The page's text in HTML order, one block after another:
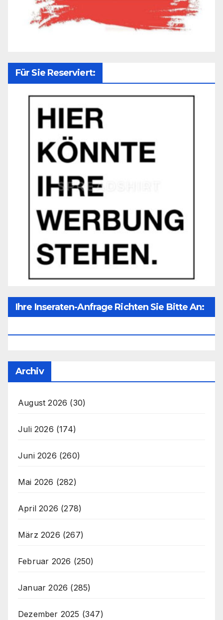
Für Sie Reserviert:
Ihre Inseraten-Anfrage Richten Sie Bitte An:
Archiv
August 2026 (30)
Juli 2026 (174)
Juni 2026 (260)
Mai 2026 (282)
April 2026 (278)
März 2026 (267)
Februar 2026 (250)
Januar 2026 (285)
Dezember 2025 (347)